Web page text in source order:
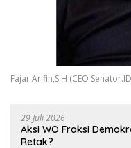
Fajar Arifin,S.H (CEO
29 Juli 2026
Aksi WO Fraksi
Retak?